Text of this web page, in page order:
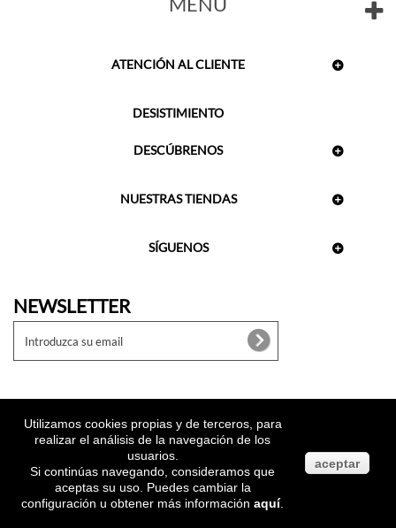
ATENCIÓN AL CLIENTE
DESISTIMIENTO
DESCÚBRENOS
NUESTRAS TIENDAS
SÍGUENOS
NEWSLETTER
Utilizamos cookies propias y de terceros, para
realizar el análisis de la navegación de los
usuarios.
Si continúas navegando, consideramos que
aceptas su uso. Puedes cambiar la
configuración u obtener más información aquí.
aceptar